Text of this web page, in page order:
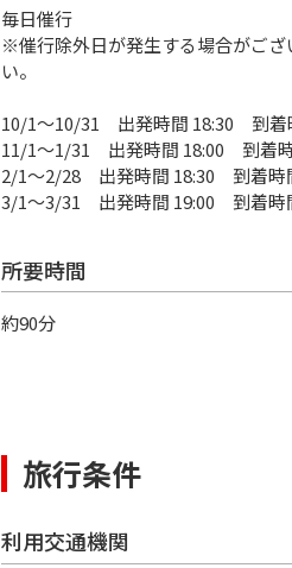
毎日催行
※催行除外日が発生する場合がござ
い。
10/1〜10/31 出発時間 18:30 到着
11/1〜1/31 出発時間 18:00 到着
2/1〜2/28 出発時間 18:30 到着時
3/1〜3/31 出発時間 19:00 到着時
所要時間
約90分
旅行条件
利用交通機関